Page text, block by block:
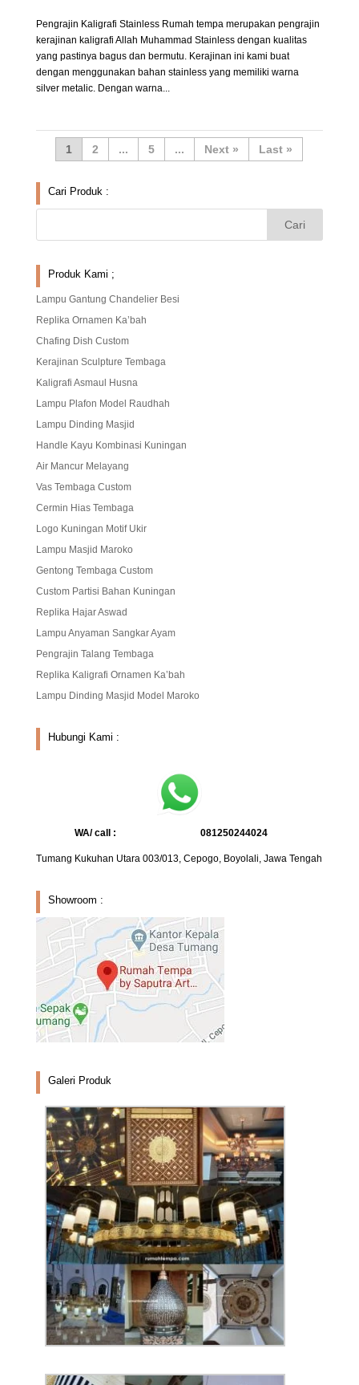
Pengrajin Kaligrafi Stainless Rumah tempa merupakan pengrajin
kerajinan kaligrafi Allah Muhammad Stainless dengan kualitas
yang pastinya bagus dan bermutu. Kerajinan ini kami buat
dengan menggunakan bahan stainless yang memiliki warna
silver metalic. Dengan warna...
1 2 ... 5 ... » Last »
Cari Produk :
Produk Kami ;
Lampu Gantung Chandelier Besi
Replika Ornamen Ka’bah
Chafing Dish Custom
Kerajinan Sculpture Tembaga
Kaligrafi Asmaul Husna
Lampu Plafon Model Raudhah
Lampu Dinding Masjid
Handle Kayu Kombinasi Kuningan
Air Mancur Melayang
Vas Tembaga Custom
Cermin Hias Tembaga
Logo Kuningan Motif Ukir
Lampu Masjid Maroko
Gentong Tembaga Custom
Custom Partisi Bahan Kuningan
Replika Hajar Aswad
Lampu Anyaman Sangkar Ayam
Pengrajin Talang Tembaga
Replika Kaligrafi Ornamen Ka’bah
Lampu Dinding Masjid Model Maroko
Hubungi Kami :
WA/ call : 081250244024
Tumang Kukuhan Utara 003/013, Cepogo, Boyolali, Jawa Tengah
Showroom :
Galeri Produk